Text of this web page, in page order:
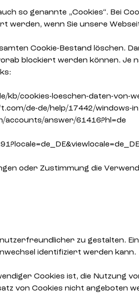
so genannte „Cookies“. Bei
werden, wenn Sie unsere
Cookie-Bestand löschen.
blockiert werden können. Je
kb/cookies-loeschen-daten-von-
de-de/help/17442/windows-
accounts/answer/61416?hl=de
oder Zustimmung die
zu gestalten.
identifiziert werden kann.
Cookies ist, die Nutzung
von Cookies nicht angeboten